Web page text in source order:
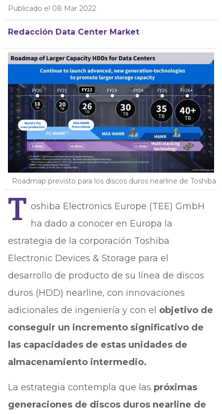
Publicado el 08 Mar 2022
Redacción Data Center Market
Roadmap previsto para los discos duros nearline de Toshiba
T oshiba Electronics Europe (TEE) GmbH
ha dado a conocer en Europa la
estrategia de la corporación Toshiba
Electronic Devices & Storage para el
desarrollo de producto de su línea de discos
duros (HDD) nearline, con innovaciones
adicionales de ingeniería y con el objetivo de
conseguir un incremento significativo de
las capacidades de estas unidades de
almacenamiento intermedio.
La estrategia contempla que las próximas
generaciones de discos duros nearline de